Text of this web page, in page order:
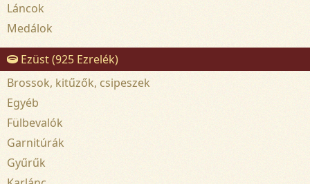
Láncok
Medálok
Ezüst (925 Ezrelék)
Brossok, kitűzők, csipeszek
Egyéb
Fülbevalók
Garnitúrák
Gyűrűk